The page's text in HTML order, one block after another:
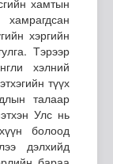
хэргийн
Тэрээр
хэлний
түүх
талаар
Улс нь
болоод
дэлхийд